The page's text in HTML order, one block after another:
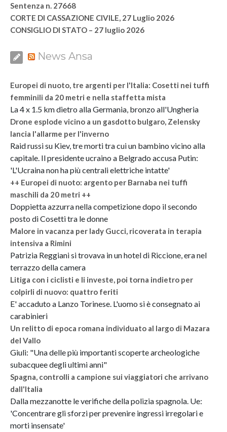
Sentenza n. 27668
CORTE DI CASSAZIONE CIVILE, 27 Luglio 2026
CONSIGLIO DI STATO – 27 luglio 2026
News Ansa
Europei di nuoto, tre argenti per l'Italia: Cosetti nei tuffi
femminili da 20 metri e nella staffetta mista
La 4 x 1.5 km dietro alla Germania, bronzo all'Ungheria
Drone esplode vicino a un gasdotto bulgaro, Zelensky
lancia l'allarme per l'inverno
Raid russi su Kiev, tre morti tra cui un bambino vicino alla
capitale. Il presidente ucraino a Belgrado accusa Putin:
'L'Ucraina non ha più centrali elettriche intatte'
++ Europei di nuoto: argento per Barnaba nei tuffi
maschili da 20 metri ++
Doppietta azzurra nella competizione dopo il secondo
posto di Cosetti tra le donne
Malore in vacanza per lady Gucci, ricoverata in terapia
intensiva a Rimini
Patrizia Reggiani si trovava in un hotel di Riccione, era nel
terrazzo della camera
Litiga con i ciclisti e li investe, poi torna indietro per
colpirli di nuovo: quattro feriti
E' accaduto a Lanzo Torinese. L'uomo si è consegnato ai
carabinieri
Un relitto di epoca romana individuato al largo di Mazara
del Vallo
Giuli: "Una delle più importanti scoperte archeologiche
subacquee degli ultimi anni"
Spagna, controlli a campione sui viaggiatori che arrivano
dall'Italia
Dalla mezzanotte le verifiche della polizia spagnola. Ue:
'Concentrare gli sforzi per prevenire ingressi irregolari e
morti insensate'